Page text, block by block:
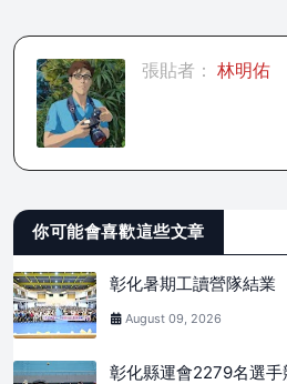
張貼者： 林明佑
你可能會喜歡這些文章
彰化暑期工讀營隊結
August 09, 2026
彰化縣運會2279名選